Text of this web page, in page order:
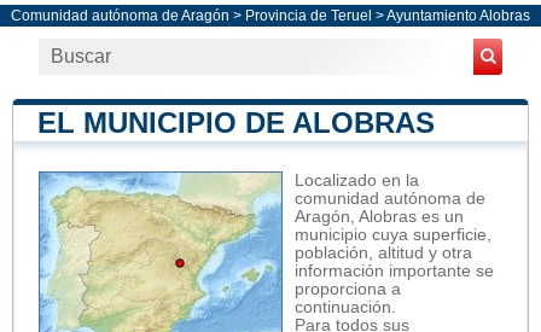
Comunidad autónoma de Aragón > Provincia de Teruel >Ayuntamiento Alobras
EL MUNICIPIO DE ALOBRAS
Localizado en la
comunidad autónoma de
Aragón, Alobras es un
municipio cuya superficie,
población, altitud y otra
información importante se
proporciona a
continuación.
Para todos sus